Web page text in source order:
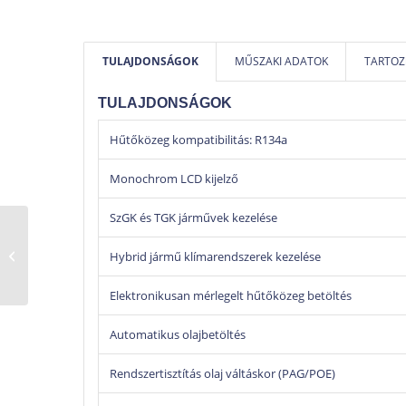
TULAJDONSÁGOK MŰSZAKI ADATOK
TULAJDONSÁGOK
Hűtőközeg kompatibilitás: R134a
Monochrom LCD kijelző
SzGK és TGK járművek kezelése
Hybrid jármű klímarendszerek kezelése
Elektronikusan mérlegelt hűtőközeg betöltés
Automatikus olajbetöltés
Rendszertisztítás olaj váltáskor (PAG/POE)